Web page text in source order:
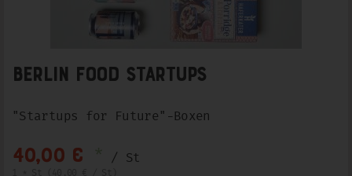
Berlin Food Startups
"Startups for Future"-Boxen
40,00 € / St